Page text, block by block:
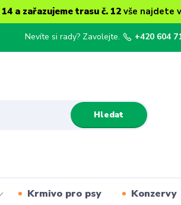
a zařazujeme trasu č. 12 vše najdete
Hledat
Nevíte si rady? Zavolejte. +420 604
Krmivo pro psy Konzervy